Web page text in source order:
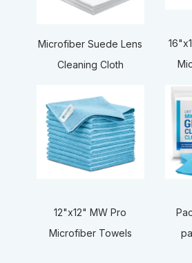
Microfiber Suede Lens
Cleaning Cloth
12"x12" MW Pro
Microfiber Towels